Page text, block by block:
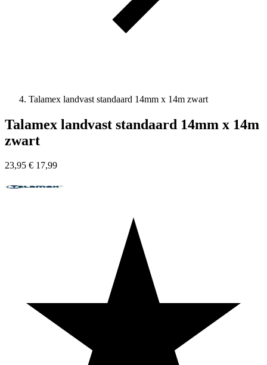
Talamex landvast standaard 14mm x 14m zwart
Talamex landvast standaard 14mm x 14m
zwart
23,95 € 17,99